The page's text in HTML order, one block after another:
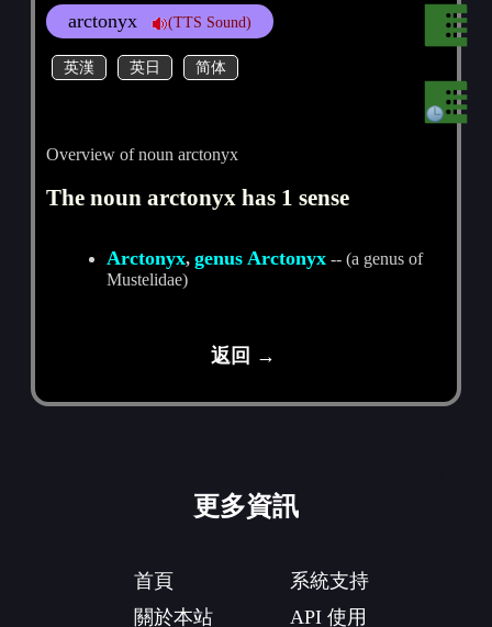
arctonyx (TTS Sound)
英漢 英日 简体
Overview of noun arctonyx
The noun arctonyx has 1 sense
Arctonyx,genus Arctonyx -- (a genus of
Mustelidae)
返回 →
更多資訊
首頁
關於本站
系統支持
API 使用